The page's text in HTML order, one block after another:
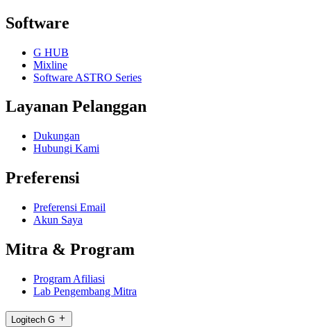
Software
G HUB
Mixline
Software ASTRO Series
Layanan Pelanggan
Dukungan
Hubungi Kami
Preferensi
Preferensi Email
Akun Saya
Mitra & Program
Program Afiliasi
Lab Pengembang Mitra
Logitech G